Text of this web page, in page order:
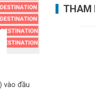
vào đầu
THAM